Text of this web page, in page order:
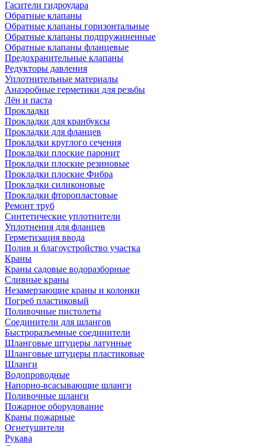
Гасители гидроудара
Обратные клапаны
Обратные клапаны горизонтальные
Обратные клапаны подпружиненные
Обратные клапаны фланцевые
Предохранительные клапаны
Редукторы давления
Уплотнительные материалы
Анаэробные герметики для резьбы
Лён и паста
Прокладки
Прокладки для кранбуксы
Прокладки для фланцев
Прокладки круглого сечения
Прокладки плоские паронит
Прокладки плоские резиновые
Прокладки плоские Фибра
Прокладки силиконовые
Прокладки фторопластовые
Ремонт труб
Синтетические уплотнители
Уплотнения для фланцев
Герметизация ввода
Полив и благоустройство участка
Краны
Краны садовые водоразборные
Сливные краны
Незамерзающие краны и колонки
Погреб пластиковый
Поливочные пистолеты
Соединители для шлангов
Быстроразъемные соединители
Шланговые штуцеры латунные
Шланговые штуцеры пластиковые
Шланги
Водопроводные
Напорно-всасывающие шланги
Поливочные шланги
Пожарное оборудование
Краны пожарные
Огнетушители
Рукава